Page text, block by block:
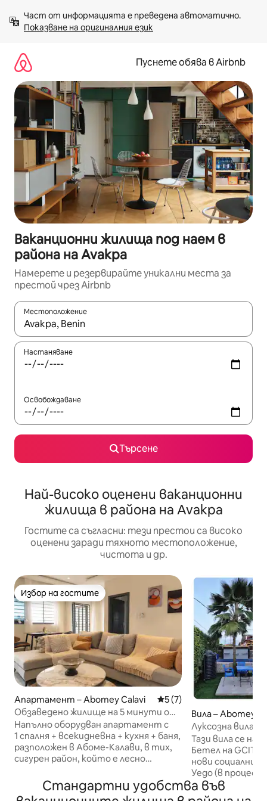
към
съдържанието
Показване на оригиналния език
Пуснете обява в Airbnb
Ваканционни жилища под наем в
района на Avakpa
Намерете и резервирайте уникални места за
престой чрез Airbnb
Местоположение
Когато резултатите се покажат, използвайте
Настаняване
Освобождаване
Търсене
Най-високо оценени ваканционни
жилища в района на Avakpa
Гостите са съгласни: тези престои са високо
оценени заради тяхното местоположение,
чистота и др.
Избор на гостите
Избор на гостите
Апартамент – Abomey Calavi Средна оценка: 5 от 5,
5 (7)
Обзаведено жилище на 5 минути от
Националния университет на БЕНИН
Калави
Напълно оборудван апартамент с
1 спалня + всекидневна + кухня + баня,
разположен в Абоме-Калави, в тих,
сигурен район, който е лесно
настаняване предлага удобно
настаняване за 2–4 души и е идеално
Вила – Abomey
Луксозна вила:
наем на кола
Тази вила се
Бетел на GCITT
нови социални
Уедо (в процес
до
зоопарка
Стандартни удобства във